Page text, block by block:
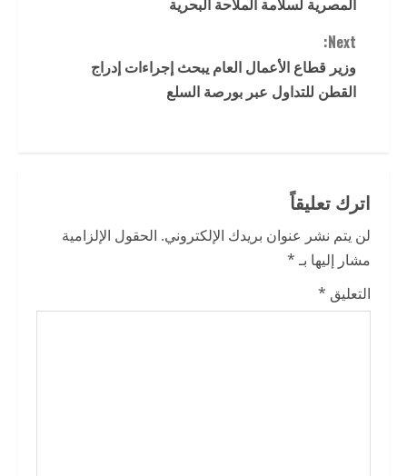
n
t
i
e
R
e
a
Next:
وزير قطاع الأعمال العام يبحث إجراءات إدراج
القطن للتداول عبر بورصة السلع
اترك تعليقاً
لن يتم نشر عنوان بريدك الإلكتروني. الحقول الإلزامية
مشار إليها بـ*
التعليق *